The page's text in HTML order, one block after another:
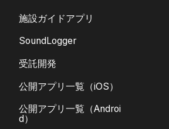
施設ガイドアプリ
SoundLogger
受託開発
公開アプリ一覧（iOS）
公開アプリ一覧（Androi
d）